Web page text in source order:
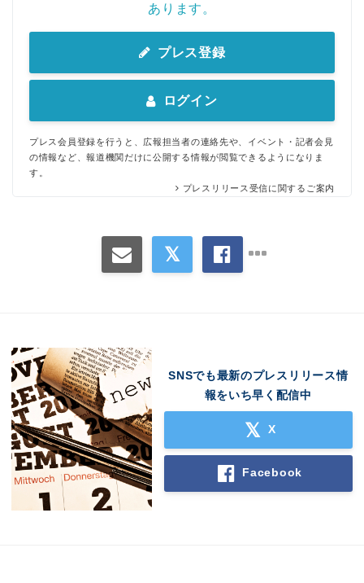
あります。
プレス登録
ログイン
プレス会員登録を行うと、広報担当者の連絡先や、イベント・記者会見
の情報など、報道機関だけに公開する情報が閲覧できるようになりま
す。
プレスリリース受信に関するご案内
SNSでも最新のプレスリリース情
報をいち早く配信中
X
Facebook
Japanese